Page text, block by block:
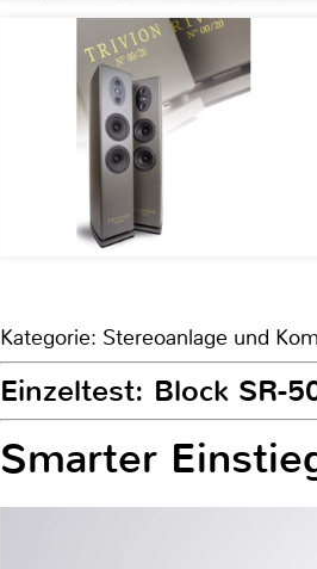
Kategorie: Stereoanlage und
Einzeltest: Block SR-
Smarter